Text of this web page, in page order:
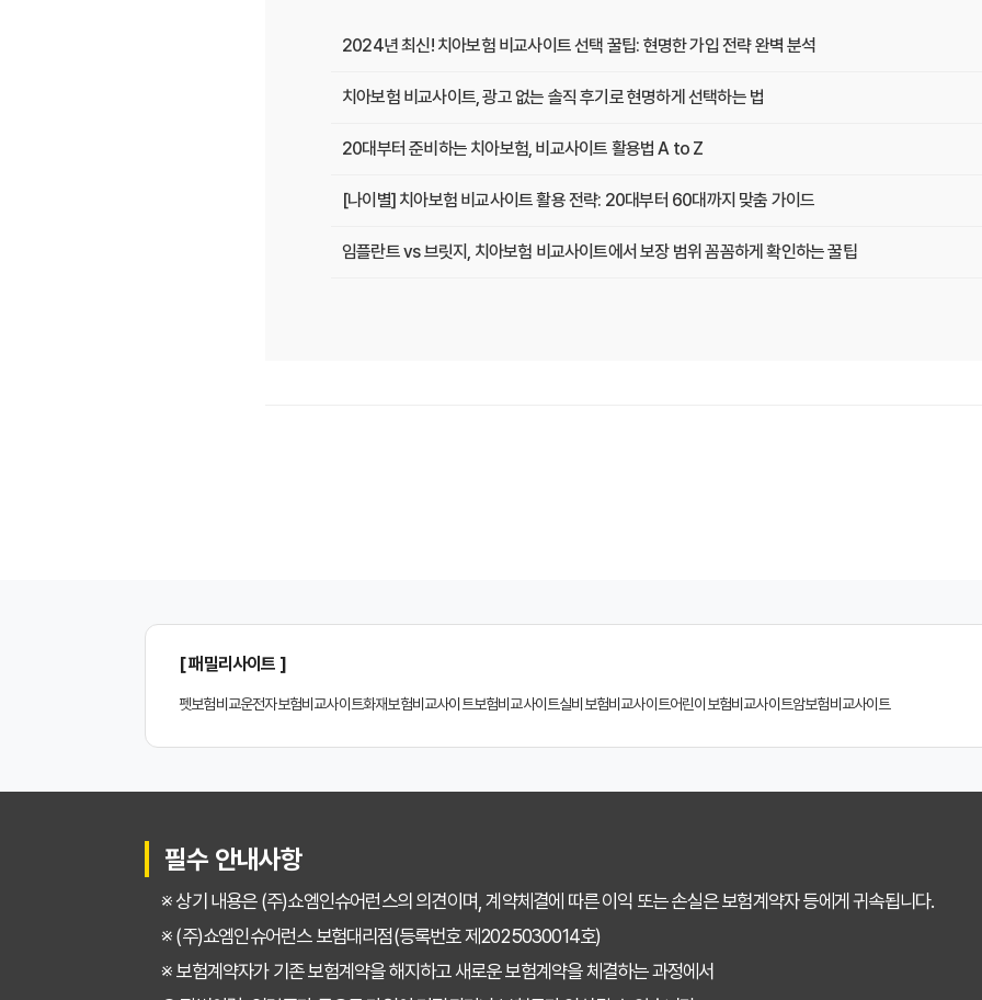
2024년 최신! 치아보험 비교사이트 선택 꿀팁: 현명한 가입 전략 완벽 분석
치아보험 비교사이트, 광고 없는 솔직 후기로 현명하게 선택하는 법
20대부터 준비하는 치아보험, 비교사이트 활용법 A to Z
[나이별] 치아보험 비교사이트 활용 전략: 20대부터 60대까지 맞춤 가이드
임플란트 vs 브릿지, 치아보험 비교사이트에서 보장 범위 꼼꼼하게 확인하는 꿀팁
2024년 치아보험 비교사이트 선택 가이드: 핵심 체크리스트
갱신형 vs 비갱신형 치아보험, 나에게 맞는 선택은? 장단점 비교분석
[ 패밀리사이트 ]
펫보험비교운전자보험비교사이트화재보험비교사이트보험비교사이트실비보험비교사이트어린이보험비교사이트암보험비교사이트
필수 안내사항
※ 상기 내용은 (주)쇼엠인슈어런스의 의견이며, 계약체결에 따른 이익 또는 손실은 보험계약자 등에게 귀속됩니다.
※ (주)쇼엠인슈어런스 보험대리점(등록번호 제2025030014호)
※ 보험계약자가 기존 보험계약을 해지하고 새로운 보험계약을 체결하는 과정에서